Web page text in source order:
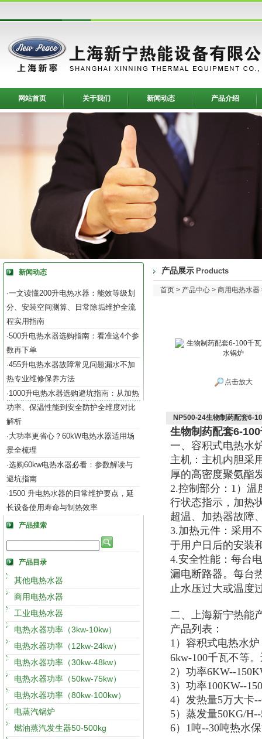
网站首页 关于我们 新闻动态 产品介绍
新闻动态
·一文读懂200升电热水器：能效等级划
分、安装空间测算、日常除垢维护全流
程实用指南
·500升电热水器选购指南：看准这4个参
数再下单
·455升电热水器故障常见问题漏水不加
热专业维修保养方法
·1000升电热水器选购避坑指南：从加热
功率、保温性能到安全防护全维度对比
解析
·大功率更省心？60kW电热水器适用场
景全梳理
·选购60kw电热水器必看：参数解读与
避坑指南
·1500 升电热水器的日常维护要点，延
长设备使用寿命与制热效率
产品搜索
产品目录
其他电热水器
商用电热水器
工业电热水器
电热水器功率（3kw-10kw）
电热水器功率（12kw-24kw）
电热水器功率（30kw-48kw）
电热水器功率（50kw-75kw）
电热水器功率（80kw-100kw）
电蒸汽锅炉
燃油蒸汽发生器50-500kg
产品展示 Products
首页 > 产品中心 > 商用电热水器
点击放大
NP500-24生物制药配套6-
生物制药配套6-
一、容积式电热水
主机：主机内胆采
厚的高密度聚氨酯
2.控制部分：1）温
行状态指示，加热
超温、加热器故障
3.加热元件：采用
于用户日后的安装
4.安全性能：每台
漏电断路器。每台
止水压过大或温度
二、上海新宁热能
产品列表：
1）容积式电热水
6kw-100千瓦不等
2）功率6KW--
3）功率100KW--
4）发热量5万大卡
5）蒸发量50KG/
6）1吨--30吨热水